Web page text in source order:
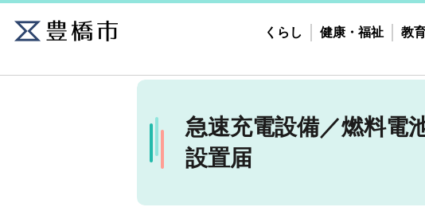
くらし 健康・福祉 教
急速充電設備／燃料電
設置届